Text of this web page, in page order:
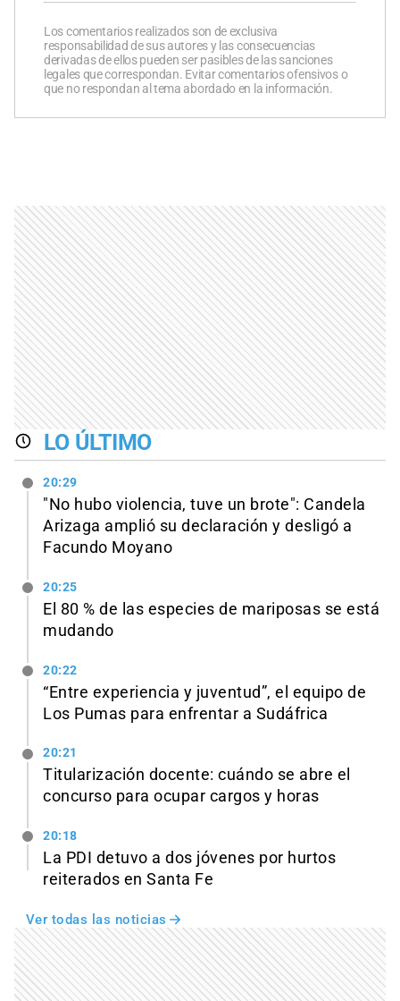
Los comentarios realizados son de exclusiva
responsabilidad de sus autores y las consecuencias
derivadas de ellos pueden ser pasibles de las sanciones
legales que correspondan. Evitar comentarios ofensivos o
que no respondan al tema abordado en la información.
LO ÚLTIMO
20:29
"No hubo violencia, tuve un brote": Candela
Arizaga amplió su declaración y desligó a
Facundo Moyano
20:25
El 80 % de las especies de mariposas se está
mudando
20:22
“Entre experiencia y juventud”, el equipo de
Los Pumas para enfrentar a Sudáfrica
20:21
Titularización docente: cuándo se abre el
concurso para ocupar cargos y horas
20:18
La PDI detuvo a dos jóvenes por hurtos
reiterados en Santa Fe
Ver todas las noticias